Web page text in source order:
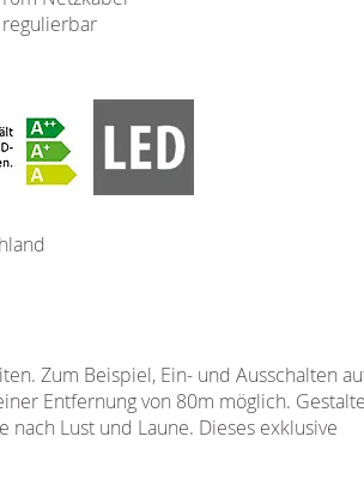
Zum Beispiel, Ein- und Ausschalten
Entfernung von 80m möglich.
Lust und Laune. Dieses exklusive